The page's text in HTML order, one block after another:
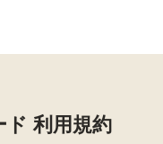
利用規約